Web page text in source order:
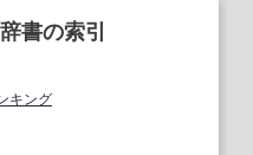
書の索引
キング